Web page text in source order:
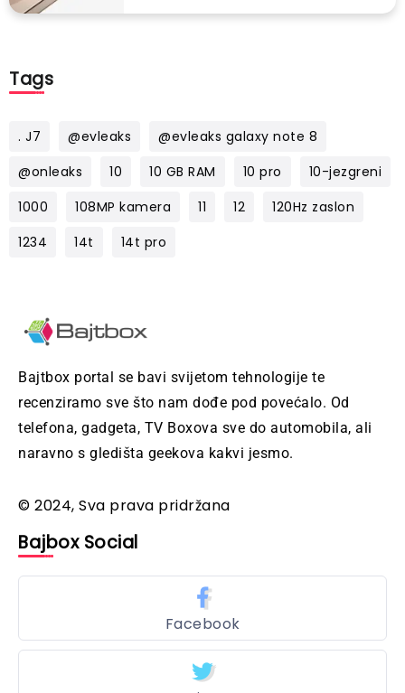
Tags
. J7 @evleaks
@evleaks galaxy note 8
@onleaks
10 10 GB RAM 10 pro
10-jezgreni
1000
108MP kamera 11 12
120Hz zaslon
1234
14t 14t pro
Bajtbox portal se bavi svijetom tehnologije te
recenziramo sve što nam dođe pod povećalo. Od
telefona, gadgeta, TV Boxova sve do automobila, ali
naravno s gledišta geekova kakvi jesmo.
© 2024, Sva prava pridržana
Bajbox Social
Facebook